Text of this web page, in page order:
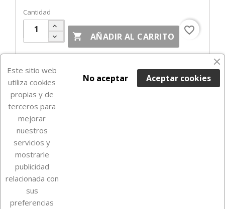
Cantidad
 AÑADIR AL CARRITO
favorite_border

Este sitio web
utiliza cookies
propias y de
terceros para
mejorar
nuestros
servicios y
mostrarle
publicidad
relacionada con
sus
preferencias
Aceptar cookies
No aceptar